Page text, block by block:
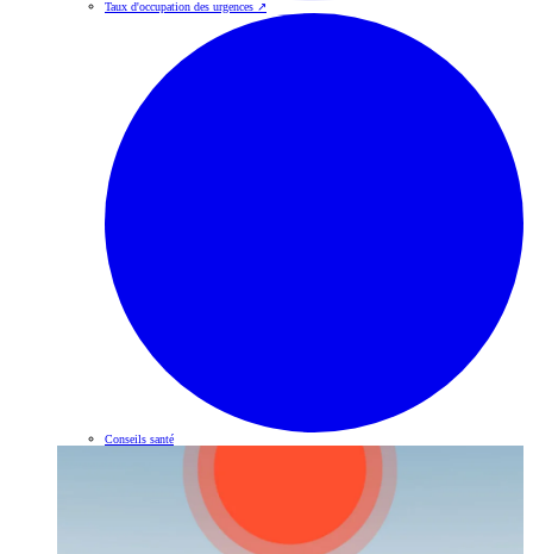
Taux d'occupation des urgences ↗
Conseils santé